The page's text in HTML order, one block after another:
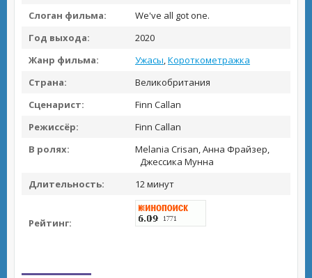
Слоган фильма:
We've all got one.
Год выхода:
2020
Жанр фильма:
Ужасы,Короткометражка
Страна:
Великобритания
Сценарист:
Finn Callan
Режиссёр:
Finn Callan
В ролях:
Melania Crisan, Анна Фрайзер,
Джессика Мунна
Длительность:
12 минут
Рейтинг: